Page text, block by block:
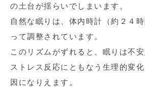
の土台が揺らいでしまいます。
自然な眠りは、体内時計（約２４
って調整されています。
このリズムがずれると、眠りは不安
ストレス反応にともなう生理的変
因になりえます。